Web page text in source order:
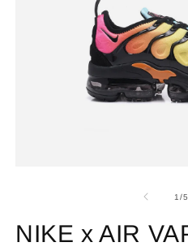
1/de
5
NIKE x AIR